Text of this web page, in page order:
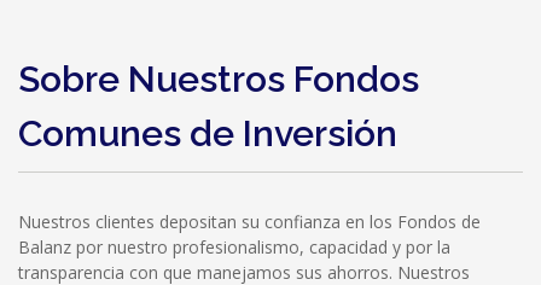
Sobre Nuestros Fondos
Comunes de Inversión
Nuestros clientes depositan su confianza en los Fondos de
Balanz por nuestro profesionalismo, capacidad y por la
transparencia con que manejamos sus ahorros. Nuestros